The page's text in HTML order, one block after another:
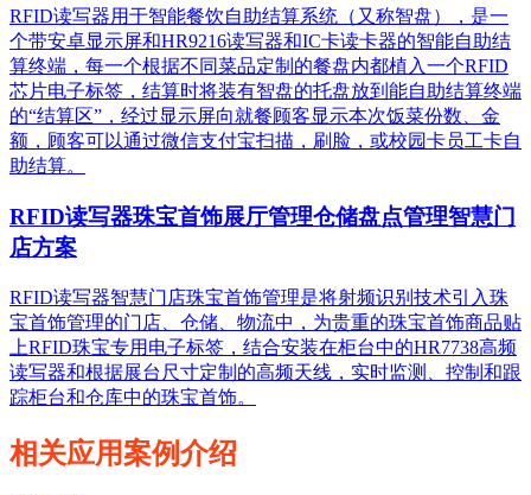
RFID读写器用于智能餐饮自助结算系统（又称智盘），是一
个带安卓显示屏和HR9216读写器和IC卡读卡器的智能自助结
算终端，每一个根据不同菜品定制的餐盘内都植入一个RFID
芯片电子标签，结算时将装有智盘的托盘放到能自助结算终端
的“结算区”，经过显示屏向就餐顾客显示本次饭菜份数、金
额，顾客可以通过微信支付宝扫描，刷脸，或校园卡员工卡自
助结算。
RFID读写器珠宝首饰展厅管理仓储盘点管理智慧门
店方案
RFID读写器智慧门店珠宝首饰管理是将射频识别技术引入珠
宝首饰管理的门店、仓储、物流中，为贵重的珠宝首饰商品贴
上RFID珠宝专用电子标签，结合安装在柜台中的HR7738高频
读写器和根据展台尺寸定制的高频天线，实时监测、控制和跟
踪柜台和仓库中的珠宝首饰。
相关应用案例介绍